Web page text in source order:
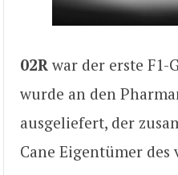
02R war der erste F1-
wurde an den
ausgeliefert, der
Cane Eigentümer des